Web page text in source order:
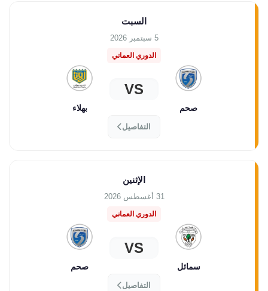
السبت
5 سبتمبر 2026
الدوري العماني
صحم
VS
بهلاء
التفاصيل
الإثنين
31 أغسطس 2026
الدوري العماني
سمائل
VS
صحم
التفاصيل